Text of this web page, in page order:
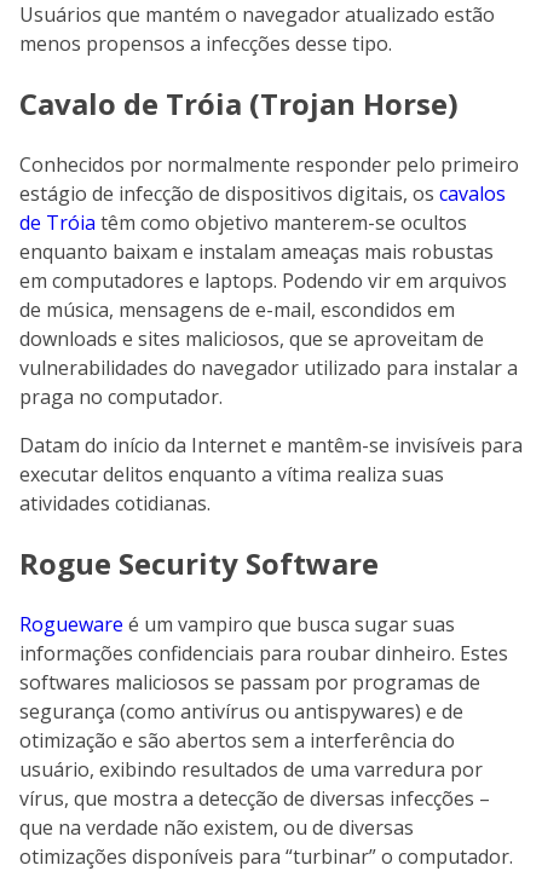
Usuários que mantém o navegador atualizado estão
menos propensos a infecções desse tipo.
Cavalo de Tróia (Trojan Horse)
Conhecidos por normalmente responder pelo primeiro
estágio de infecção de dispositivos digitais, os cavalos
de Tróia têm como objetivo manterem-se ocultos
enquanto baixam e instalam ameaças mais robustas
em computadores e laptops. Podendo vir em arquivos
de música, mensagens de e-mail, escondidos em
downloads e sites maliciosos, que se aproveitam de
vulnerabilidades do navegador utilizado para instalar a
praga no computador.
Datam do início da Internet e mantêm-se invisíveis para
executar delitos enquanto a vítima realiza suas
atividades cotidianas.
Rogue Security Software
Rogueware é um vampiro que busca sugar suas
informações confidenciais para roubar dinheiro. Estes
softwares maliciosos se passam por programas de
segurança (como antivírus ou antispywares) e de
otimização e são abertos sem a interferência do
usuário, exibindo resultados de uma varredura por
vírus, que mostra a detecção de diversas infecções –
que na verdade não existem, ou de diversas
otimizações disponíveis para “turbinar” o computador.